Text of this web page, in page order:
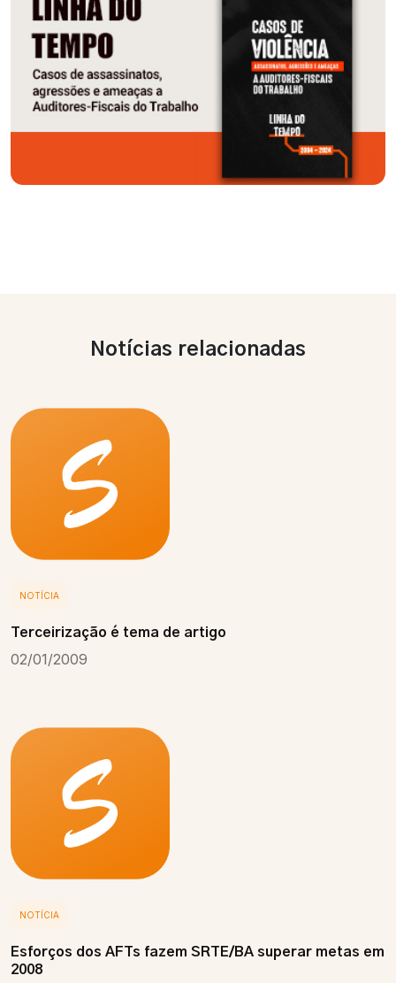
Notícias relacionadas
NOTÍCIA
Terceirização é tema de artigo
02/01/2009
NOTÍCIA
Esforços dos AFTs fazem SRTE/BA superar metas em
2008